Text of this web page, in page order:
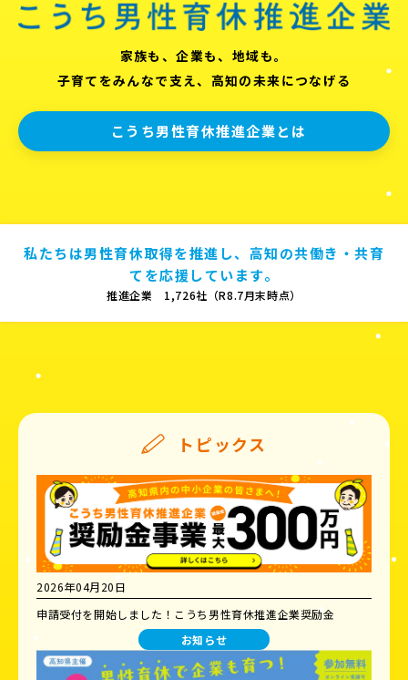
家族も、企業も、地域も。
子育てをみんなで支え、高知の未来につなげる
こうち男性育休推進企業とは
私たちは男性育休取得を推進し、高知の共働き・共育
てを応援しています。
推進企業 1,726社（R8.7月末時点）
トピックス
2026年04月20日
申請受付を開始しました！こうち男性育休推進企業奨励金
お知らせ